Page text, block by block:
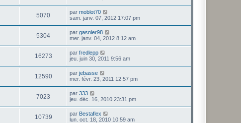
5070 par moblot70
sam. janv. 07, 2012 17:07 pm
5304 par gasnier98
mer. janv. 04, 2012 8:12 am
16273 par fredlepp
jeu. juin 30, 2011 9:56 am
12590 par jebasse
mer. févr. 23, 2011 12:57 pm
7023 par 333
jeu. déc. 16, 2010 23:31 pm
10739 par Bestaflex
lun. oct. 18, 2010 10:59 am